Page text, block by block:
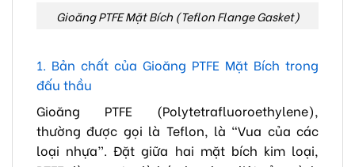
Gioăng PTFE Mặt Bích (Teflon Flange Gasket)
1. Bản chất của Gioăng PTFE Mặt Bích trong
đấu thầu
Gioăng PTFE (Polytetrafluoroethylene),
thường được gọi là Teflon, là “Vua của các
loại nhựa”. Đặt giữa hai mặt bích kim loại,